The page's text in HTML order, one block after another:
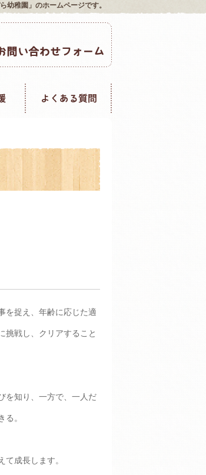
幼稚園」のホームページです。
を捉え、年齢に応じた適
挑戦し、クリアすること
を知り、一方で、一人だ
る。
成長します。